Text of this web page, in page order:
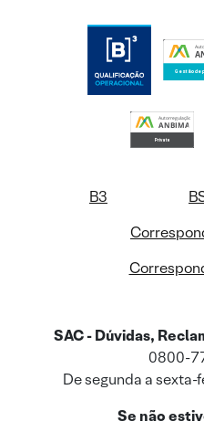
B3
SAC - Dúvidas,
0800-
De segunda a
Se não